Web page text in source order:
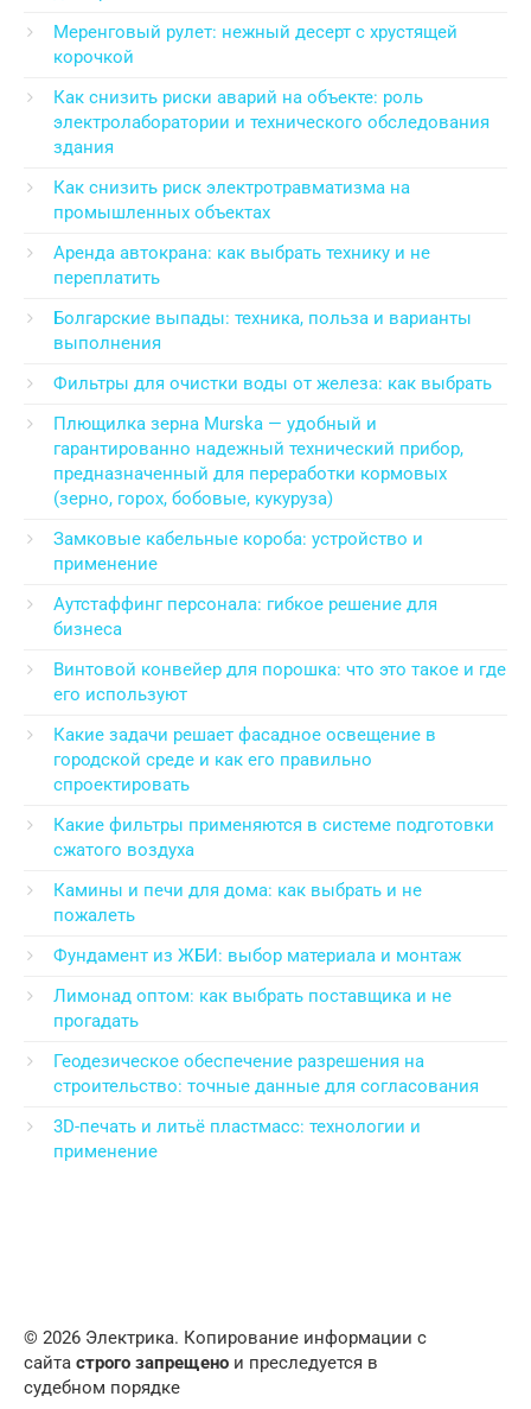
Меренговый рулет: нежный десерт с хрустящей
корочкой
Как снизить риски аварий на объекте: роль
электролаборатории и технического обследования
здания
Как снизить риск электротравматизма на
промышленных объектах
Аренда автокрана: как выбрать технику и не
переплатить
Болгарские выпады: техника, польза и варианты
выполнения
Фильтры для очистки воды от железа: как выбрать
Плющилка зерна Murska — удобный и
гарантированно надежный технический прибор,
предназначенный для переработки кормовых
(зерно, горох, бобовые, кукуруза)
Замковые кабельные короба: устройство и
применение
Аутстаффинг персонала: гибкое решение для
бизнеса
Винтовой конвейер для порошка: что это такое и где
его используют
Какие задачи решает фасадное освещение в
городской среде и как его правильно
спроектировать
Какие фильтры применяются в системе подготовки
сжатого воздуха
Камины и печи для дома: как выбрать и не
пожалеть
Фундамент из ЖБИ: выбор материала и монтаж
Лимонад оптом: как выбрать поставщика и не
прогадать
Геодезическое обеспечение разрешения на
строительство: точные данные для согласования
3D-печать и литьё пластмасс: технологии и
применение
© 2026 Электрика. Копирование информации с
сайта строго запрещено и преследуется в
судебном порядке